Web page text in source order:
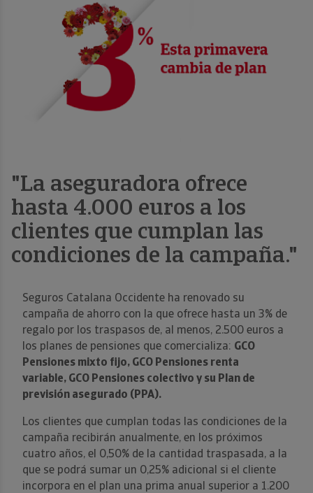
"La aseguradora ofrece
hasta 4.000 euros a los
clientes que cumplan las
condiciones de la campaña."
Seguros Catalana Occidente ha renovado su
campaña de ahorro con la que ofrece hasta un 3% de
regalo por los traspasos de, al menos, 2.500 euros a
los planes de pensiones que comercializa: GCO
Pensiones mixto fijo, GCO Pensiones renta
variable, GCO Pensiones colectivo y su Plan de
previsión asegurado (PPA).
Los clientes que cumplan todas las condiciones de la
campaña recibirán anualmente, en los próximos
cuatro años, el 0,50% de la cantidad traspasada, a la
que se podrá sumar un 0,25% adicional si el cliente
incorpora en el plan una prima anual superior a 1.200